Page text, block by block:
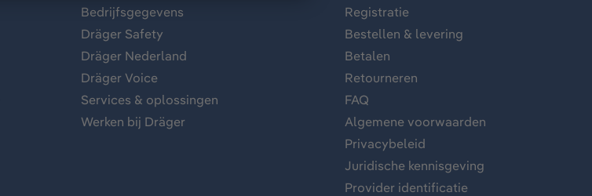
Bedrijfsgegevens
Dräger Safety
Dräger Nederland
Dräger Voice
Services & oplossingen
Werken bij Dräger
Registratie
Bestellen & levering
Betalen
Retourneren
FAQ
Algemene voorwaarden
Privacybeleid
Juridische kennisgeving
Provider identificatie